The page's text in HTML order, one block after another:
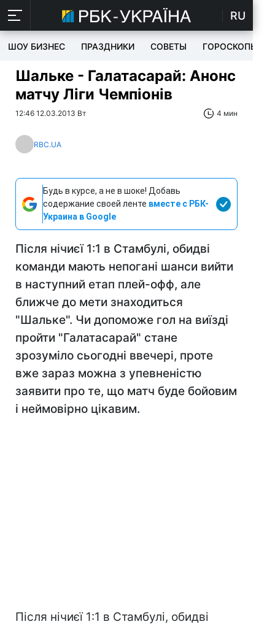
RU
ШОУ БИЗНЕС ПРАЗДНИКИ СОВЕТЫ ГОРОСКОПЫ
Шальке - Галатасарай: Анонс
матчу Ліги Чемпіонів
12:46 12.03.2013 Вт 4 мин
RBC.UA
Будь в курсе, а не в шоке! Добавь
содержание своей ленте вместе с РБК-
Украина в Google
Після нічиєї 1:1 в Стамбулі, обидві
команди мають непогані шанси вийти
в наступний етап плей-офф, але
ближче до мети знаходиться
"Шальке". Чи допоможе гол на виїзді
пройти "Галатасарай" стане
зрозуміло сьогодні ввечері, проте
вже зараз можна з упевненістю
заявити про те, що матч буде бойовим
і неймовірно цікавим.
Після нічиєї 1:1 в Стамбулі, обидві